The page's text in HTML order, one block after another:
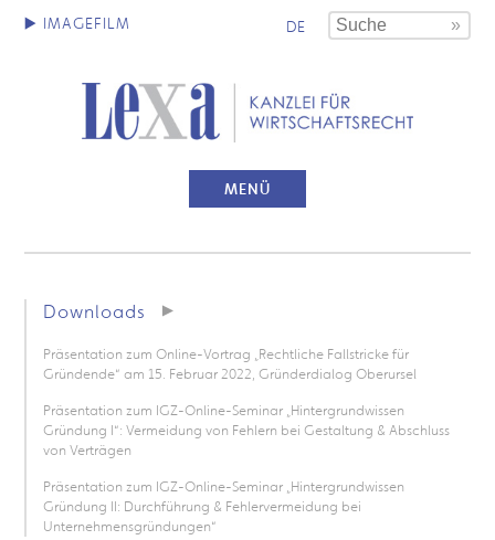
DE
MENÜ
Downloads
Präsentation zum Online-Vortrag „Rechtliche Fallstricke für
Gründende“ am 15. Februar 2022, Gründerdialog Oberursel
Präsentation zum IGZ-Online-Seminar „Hintergrundwissen
Gründung I“: Vermeidung von Fehlern bei Gestaltung & Abschluss
von Verträgen
Präsentation zum IGZ-Online-Seminar „Hintergrundwissen
Gründung II: Durchführung & Fehlervermeidung bei
Unternehmensgründungen“